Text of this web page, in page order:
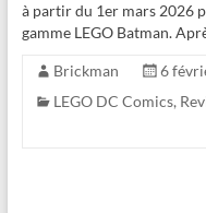
à partir du 1er mars 2026
gamme LEGO Batman.
Brickman
6
LEGO DC Comics,